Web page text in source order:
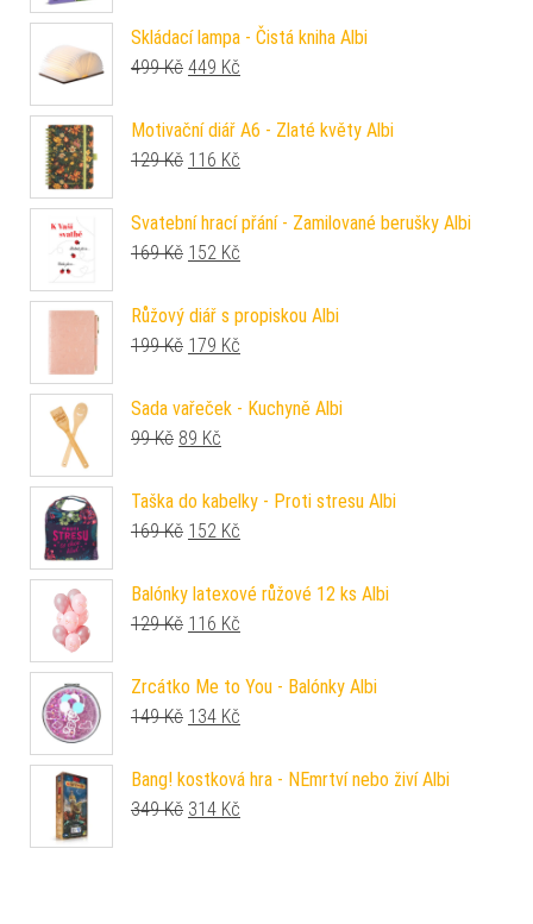
Skládací lampa - Čistá kniha Albi
499Kč Původní cena byla: 499 Kč.
449 Kč
Motivační diář A6 - Zlaté květy Albi
129Kč Původní cena byla: 129 Kč.
116 Kč
Svatební hrací přání - Zamilované berušky Albi
169Kč Původní cena byla: 169 Kč.
152 Kč
Růžový diář s propiskou Albi
199Kč Původní cena byla: 199 Kč.
179 Kč
Sada vařeček - Kuchyně Albi
99Kč Původní cena byla: 99 Kč.
89 Kč
Taška do kabelky - Proti stresu Albi
169Kč Původní cena byla: 169 Kč.
152 Kč
Balónky latexové růžové 12 ks Albi
129Kč Původní cena byla: 129 Kč.
116 Kč
Zrcátko Me to You - Balónky Albi
149Kč Původní cena byla: 149 Kč.
134 Kč
Bang! kostková hra - NEmrtví nebo živí Albi
349Kč Původní cena byla: 349 Kč.
314 Kč